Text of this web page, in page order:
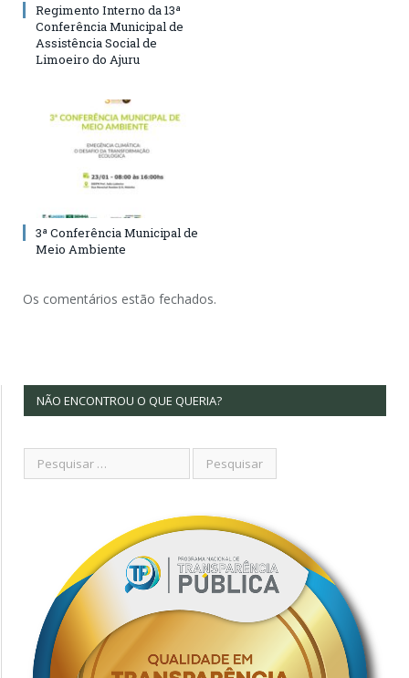
Regimento Interno da 13ª
Conferência Municipal de
Assistência Social de
Limoeiro do Ajuru
3ª Conferência Municipal de
Meio Ambiente
Os comentários estão fechados.
NÃO ENCONTROU O QUE QUERIA?